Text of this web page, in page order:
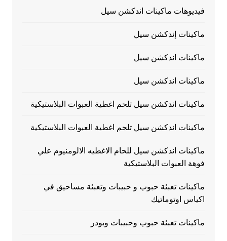
فيديوهات ماكينات اندكشن سيل
ماكينات إندكشن سيل
ماكينات اندكشن سيل
ماكينات اندكشن سيل
ماكينات اندكشن سيل تلحم اغطية العبوات البلاستيكية
ماكينات اندكشن سيل تلحم اغطية العبوات البلاستيكية
ماكينات اندكشن سيل للحام الاغطيه الالومنيوم علي
فوهة العبوات البلاستيكية
ماكينات تعبئة حبوب و حبيبات وتعبئة مساحيق في
اكياس اوتوماتيك
ماكينات تعبئة حبوب وحبيبات وبودر